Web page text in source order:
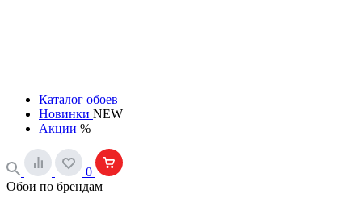
Каталог обоев
Новинки NEW
Акции %
0
Обои по брендам